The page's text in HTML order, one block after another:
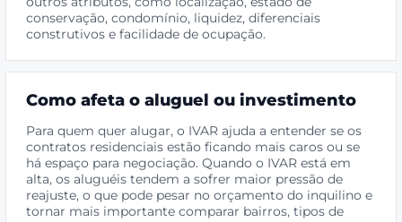
conservação, condomínio, liquidez, diferenciais
construtivos e facilidade de ocupação.
Como afeta o aluguel ou investimento
Para quem quer alugar, o IVAR ajuda a entender se os
contratos residenciais estão ficando mais caros ou se
há espaço para negociação. Quando o IVAR está em
alta, os aluguéis tendem a sofrer maior pressão de
reajuste, o que pode pesar no orçamento do inquilino e
tornar mais importante comparar bairros, tipos de